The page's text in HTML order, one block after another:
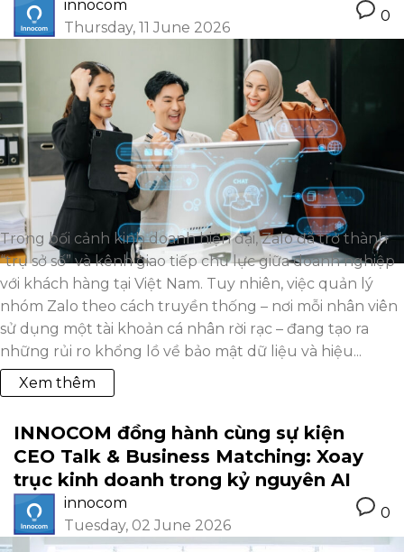
innocom
Thursday, 11 June 2026
0
Trong bối cảnh kinh doanh hiện đại, Zalo đã trở thành
“trụ sở số” và kênh giao tiếp chủ lực giữa doanh nghiệp
với khách hàng tại Việt Nam. Tuy nhiên, việc quản lý
nhóm Zalo theo cách truyền thống – nơi mỗi nhân viên
sử dụng một tài khoản cá nhân rời rạc – đang tạo ra
những rủi ro khổng lồ về bảo mật dữ liệu và hiệu...
Xem thêm
INNOCOM đồng hành cùng sự kiện
CEO Talk & Business Matching: Xoay
trục kinh doanh trong kỷ nguyên AI
innocom
Tuesday, 02 June 2026
0